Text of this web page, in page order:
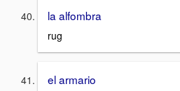
la alfombra
rug
el armario